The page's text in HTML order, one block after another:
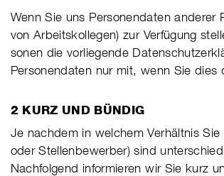
Wenn Sie uns Personendaten anderer
von Arbeits­kol­legen) zur Ver­fü­gung
sonen die vor­lie­gende
Per­so­nen­daten nur mit, wenn Sie
2 KURZ UND BÜNDIG
Je nachdem in welchem Verhältnis
oder Stel­len­be­wer­ber) sind
Nachfolgend informieren wir Sie kurz